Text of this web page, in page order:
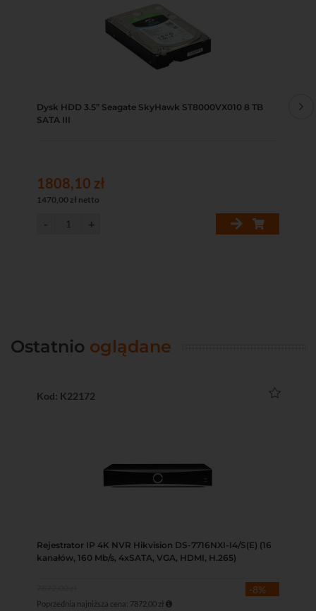
Dysk HDD 3.5” Seagate SkyHawk ST8000VX010 8 TB
SATA III
1808,10 zł
1470,00 zł netto
Ostatnio oglądane
Kod: K22172
Rejestrator IP 4K NVR Hikvision DS-7716NXI-I4/S(E) (16
kanałów, 160 Mb/s, 4xSATA, VGA, HDMI, H.265)
-8%
Poprzednia najniższa cena: 7872,00 zł